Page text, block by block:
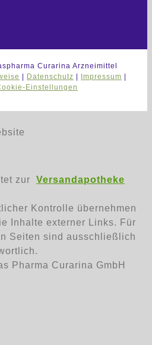
Curarina Arzneimittel
Datenschutz Impressum
Einstellungen
zur Versandapotheke
Kontrolle übernehmen
Inhalte externer Links. Für
Seiten sind ausschließlich
Pharma Curarina GmbH